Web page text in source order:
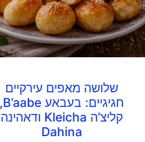
שלושה מאפים עירקיים
חגיגיים: בעבאע B’aabe,
קליצ’ה Kleicha ודאהינה
Dahina